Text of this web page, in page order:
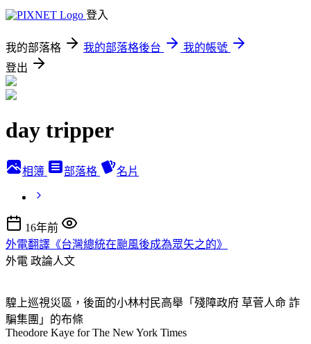
登入
我的部落格 我的部落格後台
我的帳號
登出
day tripper
相簿 部落格 名片
16年前
外電翻譯《台灣總統在颱風後成為眾矢之的》
外電 政論人文
騜上巡視災區，後面的小林村民高舉「殘障政府 草菅人命 詐
騙集團」的布條
Theodore Kaye for The New York Times